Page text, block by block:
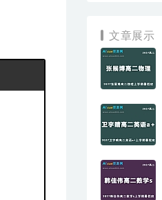
文章展示